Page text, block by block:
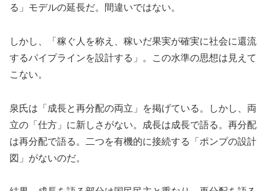
る」モデルの延長だ。間違いではない。
しかし、「稼ぐ人を称え、稼いだ果実が確実に社会に還流
するパイプラインを設計する」。この水準の思想は見えて
こない。
泉氏は「成長と再分配の両立」を掲げている。しかし、両
立の「仕方」に新しさがない。成長は成長で語る。再分配
は再分配で語る。二つを有機的に接続する「ポンプの設計
図」がないのだ。